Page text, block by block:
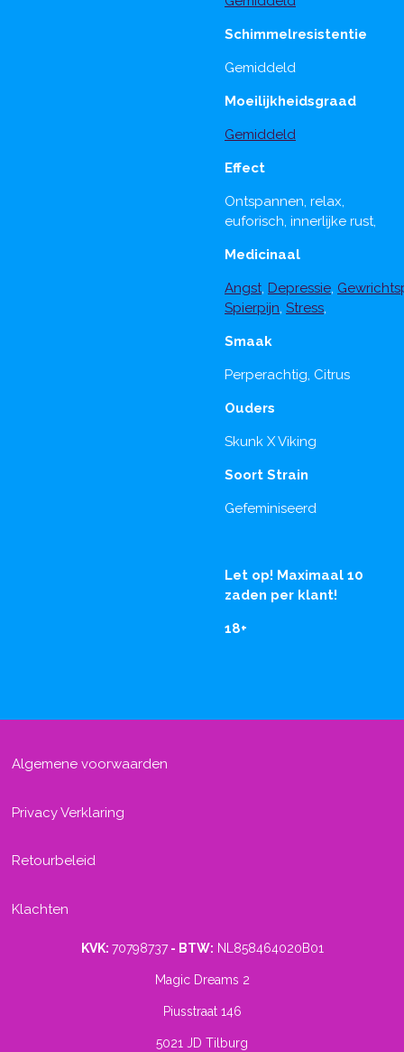
Schimmelresistentie
Gemiddeld
Moeilijkheidsgraad
Gemiddeld
Effect
Ontspannen, relax,
euforisch, innerlijke rust,
Medicinaal
Angst, Depressie,
Spierpijn, Stress,
Smaak
Perperachtig, Citrus
Ouders
Skunk X Viking
Soort Strain
Gefeminiseerd
Let op! Maximaal 10
zaden per klant!
18+
Algemene voorwaarden
Privacy Verklaring
Retourbeleid
Klachten
KVK: 70798737- BTW: NL858464020B01
Magic Dreams 2
Piusstraat 146
5021 JD Tilburg